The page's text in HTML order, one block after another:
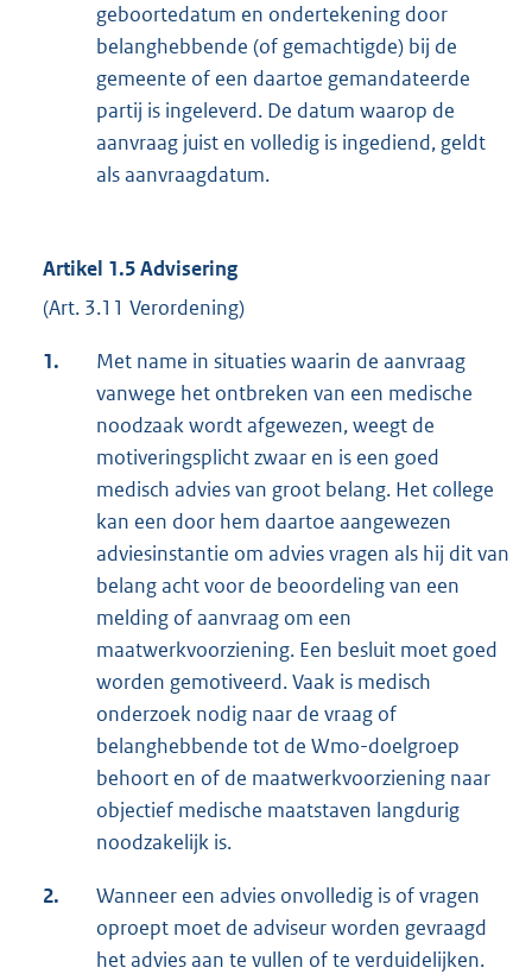
geboortedatum en ondertekening door
belanghebbende (of gemachtigde) bij de
gemeente of een daartoe gemandateerde
partij is ingeleverd. De datum waarop de
aanvraag juist en volledig is ingediend, geldt
als aanvraagdatum.
Artikel 1.5 Advisering
(Art. 3.11 Verordening)
1.
Met name in situaties waarin de aanvraag
vanwege het ontbreken van een medische
noodzaak wordt afgewezen, weegt de
motiveringsplicht zwaar en is een goed
medisch advies van groot belang. Het college
kan een door hem daartoe aangewezen
adviesinstantie om advies vragen als hij dit van
belang acht voor de beoordeling van een
melding of aanvraag om een
maatwerkvoorziening. Een besluit moet goed
worden gemotiveerd. Vaak is medisch
onderzoek nodig naar de vraag of
belanghebbende tot de Wmo-doelgroep
behoort en of de maatwerkvoorziening naar
objectief medische maatstaven langdurig
noodzakelijk is.
2.
Wanneer een advies onvolledig is of vragen
oproept moet de adviseur worden gevraagd
het advies aan te vullen of te verduidelijken.